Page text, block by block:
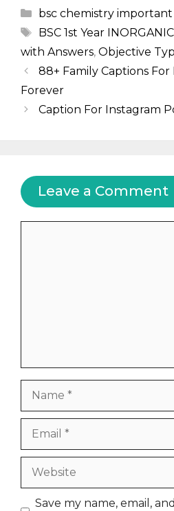
Categories
bsc chemistry
Tags
BSC 1st Year
with Answers, Objective
88+ Family Captions For
Forever
Caption For Instagram
Leave a Comment
Website
Save my name, email,